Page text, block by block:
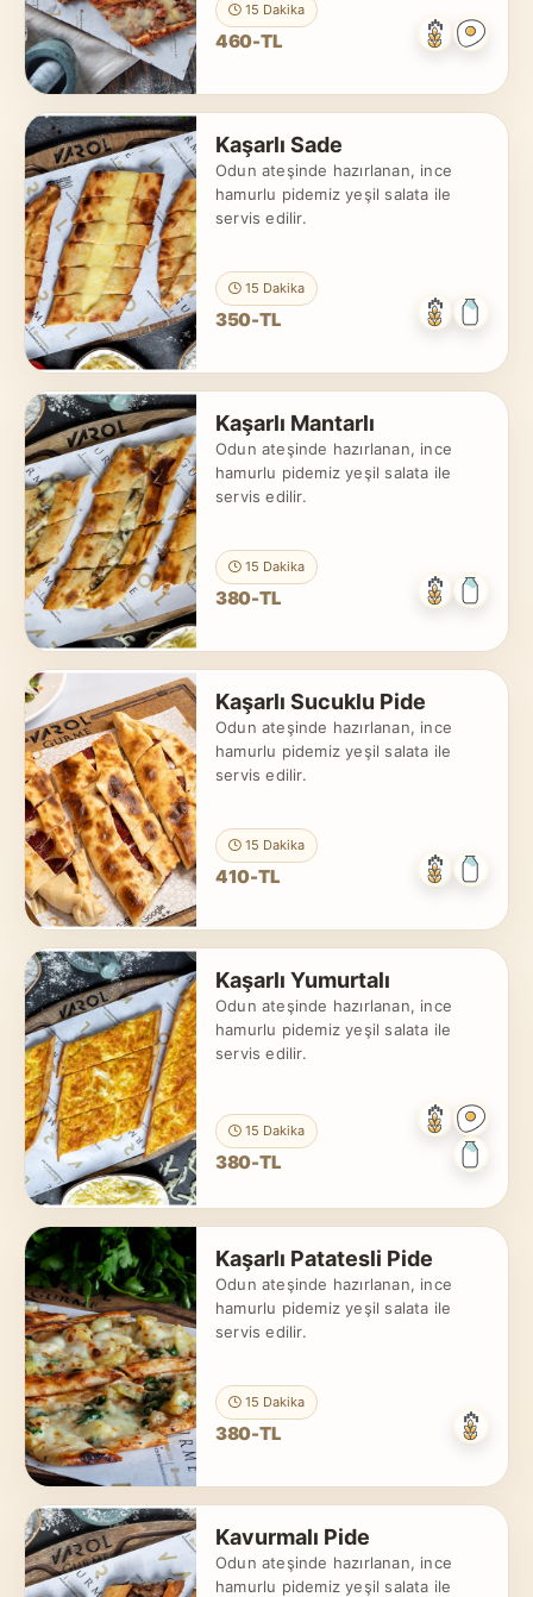
15 Dakika
460-TL
Kaşarlı Sade
Odun ateşinde hazırlanan, ince
hamurlu pidemiz yeşil salata ile
servis edilir.
15 Dakika
350-TL
Kaşarlı Mantarlı
Odun ateşinde hazırlanan, ince
hamurlu pidemiz yeşil salata ile
servis edilir.
15 Dakika
380-TL
Kaşarlı Sucuklu Pide
Odun ateşinde hazırlanan, ince
hamurlu pidemiz yeşil salata ile
servis edilir.
15 Dakika
410-TL
Kaşarlı Yumurtalı
Odun ateşinde hazırlanan, ince
hamurlu pidemiz yeşil salata ile
servis edilir.
15 Dakika
380-TL
Kaşarlı Patatesli Pide
Odun ateşinde hazırlanan, ince
hamurlu pidemiz yeşil salata ile
servis edilir.
15 Dakika
380-TL
Kavurmalı Pide
Odun ateşinde hazırlanan, ince
hamurlu pidemiz yeşil salata ile